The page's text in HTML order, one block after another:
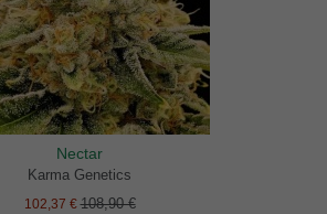
Nectar
Karma Genetics
102,37 €108,90 €